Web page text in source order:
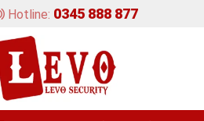
Hotline: 0345 888 877